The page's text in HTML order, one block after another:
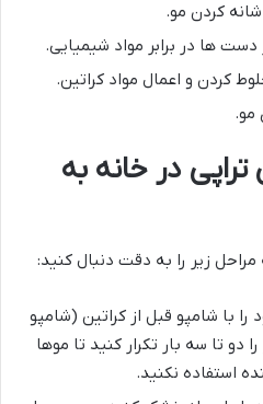
کردن مو.
ها در برابر مواد شیمیایی.
کردن و اعمال مواد کراتین.
مو.
تراپی در خانه به
مراحل زیر را به دقت دنبال کنید:
با شامپو قبل از کراتین (شامپو
را دو تا سه بار تکرار کنید تا موها
استفاده نکنید.